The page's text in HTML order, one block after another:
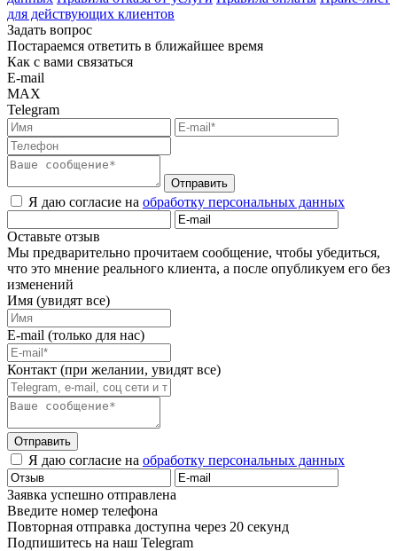
для действующих клиентов
Задать вопрос
Постараемся ответить в ближайшее время
Как с вами связаться
E-mail
MAX
Telegram
Отправить
Я даю согласие на обработку персональных данных
Оставьте отзыв
Мы предварительно прочитаем сообщение, чтобы убедиться,
что это мнение реального клиента, а после опубликуем его без
изменений
Имя (увидят все)
E-mail (только для нас)
Контакт (при желании, увидят все)
Отправить
Я даю согласие на обработку персональных данных
Заявка успешно отправлена
Введите номер телефона
Повторная отправка доступна через 20 секунд
Подпишитесь на наш Telegram